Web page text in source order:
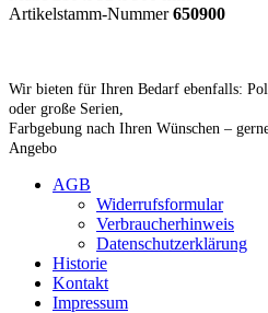
Artikelstamm-Nummer650900
Wir bieten für Ihren Bedarf ebenfalls:
oder große Serien,
Farbgebung nach Ihren Wünschen –
Angebo
AGB
Widerrufsformular
Verbraucherhinweis
Datenschutzerklärung
Historie
Kontakt
Impressum